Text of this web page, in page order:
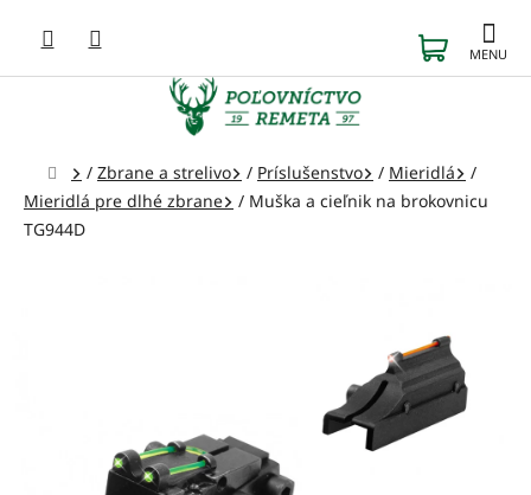
obsah
KOŠÍK
Domov
/ Zbrane a strelivo / Príslušenstvo / Mieridlá
/
Mieridlá pre dlhé zbrane
/ Muška a cieľnik na brokovnicu
TG944D